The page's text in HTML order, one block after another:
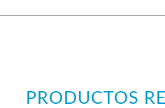
PRODUCTOS